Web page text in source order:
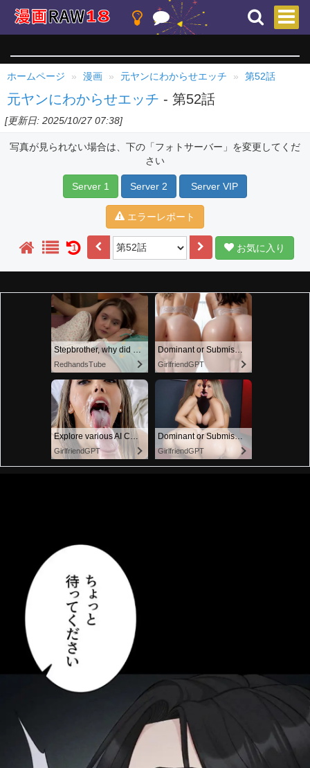
ホームページ 漫画 元ヤンにわからせエッチ 第52話
元ヤンにわからせエッチ - 第52話
[更新日: 2025/10/27 07:38]
写真が見られない場合は、下の「フォトサーバー」を変更してくだ
さい
Server 1 Server 2 Server VIP
エラーレポート
1 お気に入り